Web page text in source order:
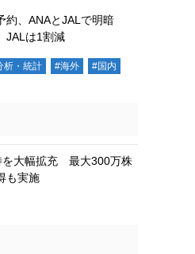
約、ANAとJALで明暗
JALは1割減
析・統計 #海外
#国内
を大幅拡充 最大300万株
も実施